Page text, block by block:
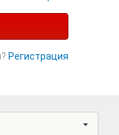
Регистрация